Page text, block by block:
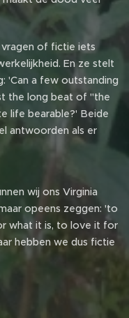
of fictie iets
En ze stelt
'Can a few outstanding
the long beat of "the
life bearable?' Beide
antwoorden als er
wij ons Virginia
opeens zeggen: 'to
what it is, to love it for
hebben we dus fictie